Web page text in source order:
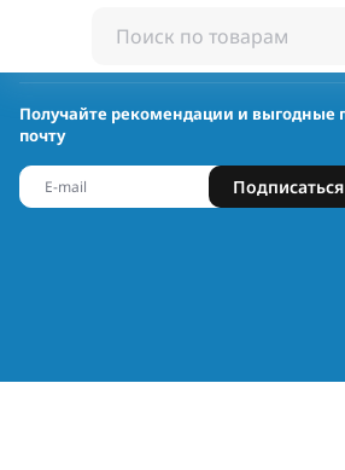
Получайте рекомендации и выгодные
почту
Подписаться